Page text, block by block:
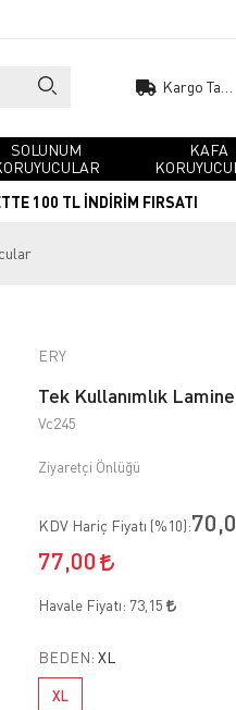
SOLUNUM
KAFA
100 TL İNDİRİM FIRSATI
ERY
Tek Kullanımlık
Vc245
Ziyaretçi Önlüğü
KDV Hariç Fiyatı (%10):
77,00
Havale Fiyatı: 73,15
BEDEN: XL
XL